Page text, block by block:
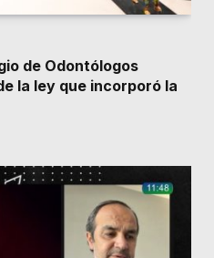
de Odontólogos
la ley que incorporó la